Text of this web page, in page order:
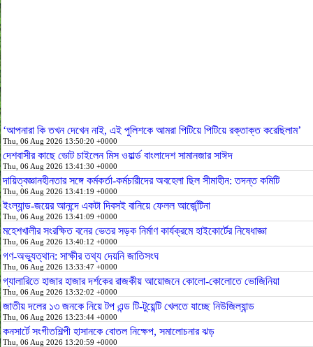
‘আপনারা কি তখন দেখেন নাই, এই পুলিশকে আমরা পিটিয়ে পিটিয়ে রক্তাক্ত করেছিলাম’
Thu, 06 Aug 2026 13:50:20 +0000
দেশবাসীর কাছে ভোট চাইলেন মিস ওয়ার্ল্ড বাংলাদেশ সামানজার সাঈদ
Thu, 06 Aug 2026 13:41:30 +0000
দায়িত্বজ্ঞানহীনতার সঙ্গে কর্মকর্তা-কর্মচারীদের অবহেলা ছিল সীমাহীন: তদন্ত কমিটি
Thu, 06 Aug 2026 13:41:19 +0000
ইংল্যান্ড-জয়ের আনন্দে একটা দিবসই বানিয়ে ফেলল আর্জেন্টিনা
Thu, 06 Aug 2026 13:41:09 +0000
মহেশখালীর সংরক্ষিত বনের ভেতর সড়ক নির্মাণ কার্যক্রমে হাইকোর্টের নিষেধাজ্ঞা
Thu, 06 Aug 2026 13:40:12 +0000
গণ-অভ্যুত্থান: সাক্ষীর তথ্য দেয়নি জাতিসংঘ
Thu, 06 Aug 2026 13:33:47 +0000
গ্যালারিতে হাজার হাজার দর্শকের রাজকীয় আয়োজনে কোলো-কোলোতে ভোজিনিয়া
Thu, 06 Aug 2026 13:32:02 +0000
জাতীয় দলের ১৩ জনকে নিয়ে টপ এন্ড টি-টুয়েন্টি খেলতে যাচ্ছে নিউজিল্যান্ড
Thu, 06 Aug 2026 13:23:44 +0000
কনসার্টে সংগীতশিল্পী হাসানকে বোতল নিক্ষেপ, সমালোচনার ঝড়
Thu, 06 Aug 2026 13:20:59 +0000